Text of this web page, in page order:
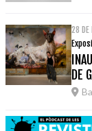
28 DE
DE